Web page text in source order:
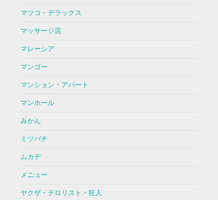
マツコ・デラックス
マッサージ店
マレーシア
マンゴー
マンション・アパート
マンホール
みかん
ミツバチ
ムカデ
メニュー
ヤクザ・テロリスト・狂人